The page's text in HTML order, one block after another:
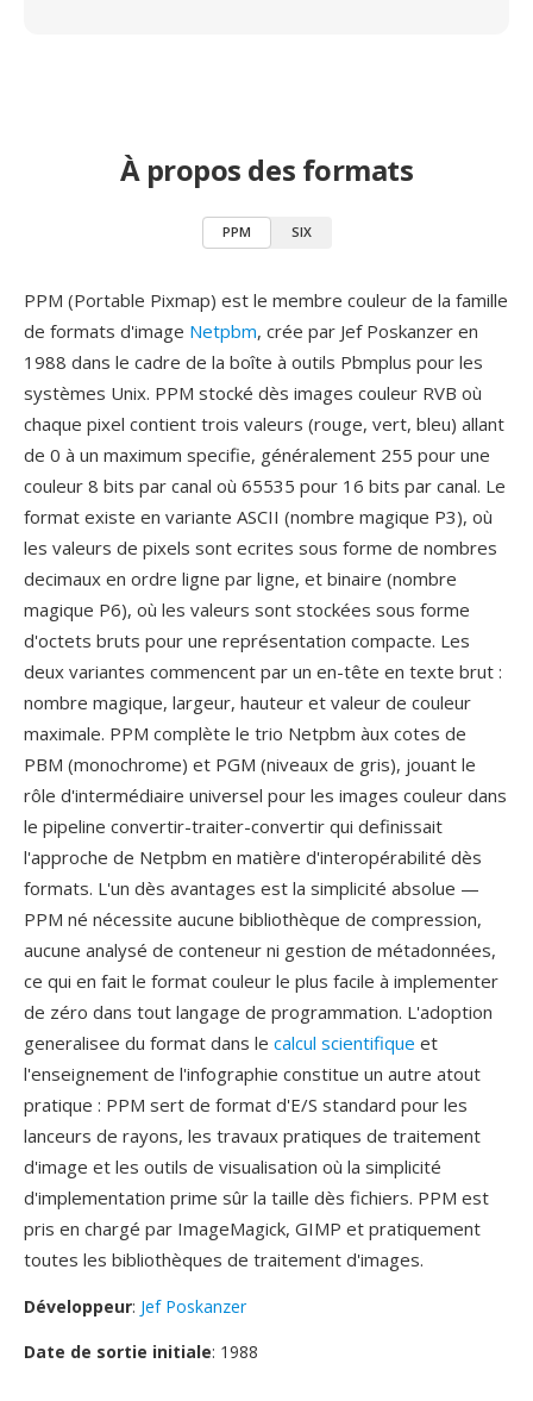
À propos des formats
PPM SIX
PPM (Portable Pixmap) est le membre couleur de la famille
de formats d'image Netpbm, crée par Jef Poskanzer en
1988 dans le cadre de la boîte à outils Pbmplus pour les
systèmes Unix. PPM stocké dès images couleur RVB où
chaque pixel contient trois valeurs (rouge, vert, bleu) allant
de 0 à un maximum specifie, généralement 255 pour une
couleur 8 bits par canal où 65535 pour 16 bits par canal. Le
format existe en variante ASCII (nombre magique P3), où
les valeurs de pixels sont ecrites sous forme de nombres
decimaux en ordre ligne par ligne, et binaire (nombre
magique P6), où les valeurs sont stockées sous forme
d'octets bruts pour une représentation compacte. Les
deux variantes commencent par un en-tête en texte brut :
nombre magique, largeur, hauteur et valeur de couleur
maximale. PPM complète le trio Netpbm àux cotes de
PBM (monochrome) et PGM (niveaux de gris), jouant le
rôle d'intermédiaire universel pour les images couleur dans
le pipeline convertir-traiter-convertir qui definissait
l'approche de Netpbm en matière d'interopérabilité dès
formats. L'un dès avantages est la simplicité absolue —
PPM né nécessite aucune bibliothèque de compression,
aucune analysé de conteneur ni gestion de métadonnées,
ce qui en fait le format couleur le plus facile à implementer
de zéro dans tout langage de programmation. L'adoption
generalisee du format dans le calcul scientifique et
l'enseignement de l'infographie constitue un autre atout
pratique : PPM sert de format d'E/S standard pour les
lanceurs de rayons, les travaux pratiques de traitement
d'image et les outils de visualisation où la simplicité
d'implementation prime sûr la taille dès fichiers. PPM est
pris en chargé par ImageMagick, GIMP et pratiquement
toutes les bibliothèques de traitement d'images.
Développeur: Jef Poskanzer
Date de sortie initiale: 1988